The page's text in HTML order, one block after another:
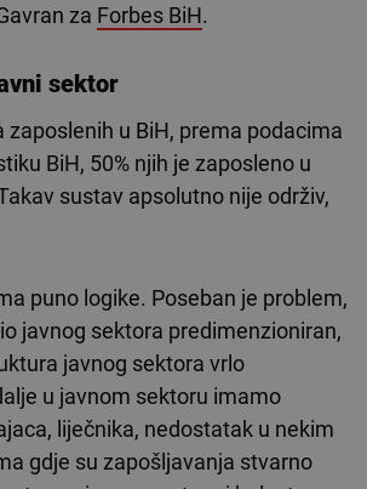
za Forbes BiH.
sektor
zaposlenih u BiH, prema podacima
BiH, 50% njih je zaposleno u
sustav apsolutno nije održiv,
puno logike. Poseban je problem,
javnog sektora predimenzioniran,
javnog sektora vrlo
u javnom sektoru imamo
liječnika, nedostatak u nekim
gdje su zapošljavanja stvarno